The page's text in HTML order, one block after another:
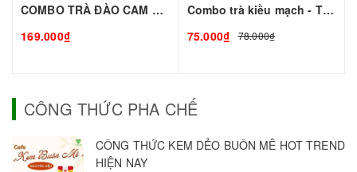
COMBO TRÀ ĐÀO CAM SẢ - Giải Nhiệt Mùa Hè
169.000₫
Combo trà kiều mạch - TC đen
75.000₫
78.000₫
CÔNG THỨC PHA CHẾ
CÔNG THỨC KEM DẺO BUÔN MÊ HOT TREND
HIỆN NAY